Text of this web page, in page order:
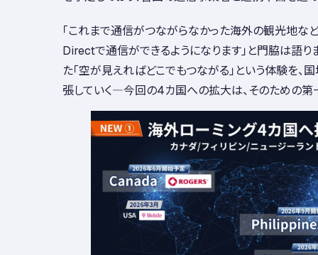
「これまで通信がつながらなかった海外の観光地な
Directで通信ができるようになります」と門脇は語り
た「空が見えればどこでもつながる」という体験を、
張していく―今回の4カ国への拡大は、そのための第